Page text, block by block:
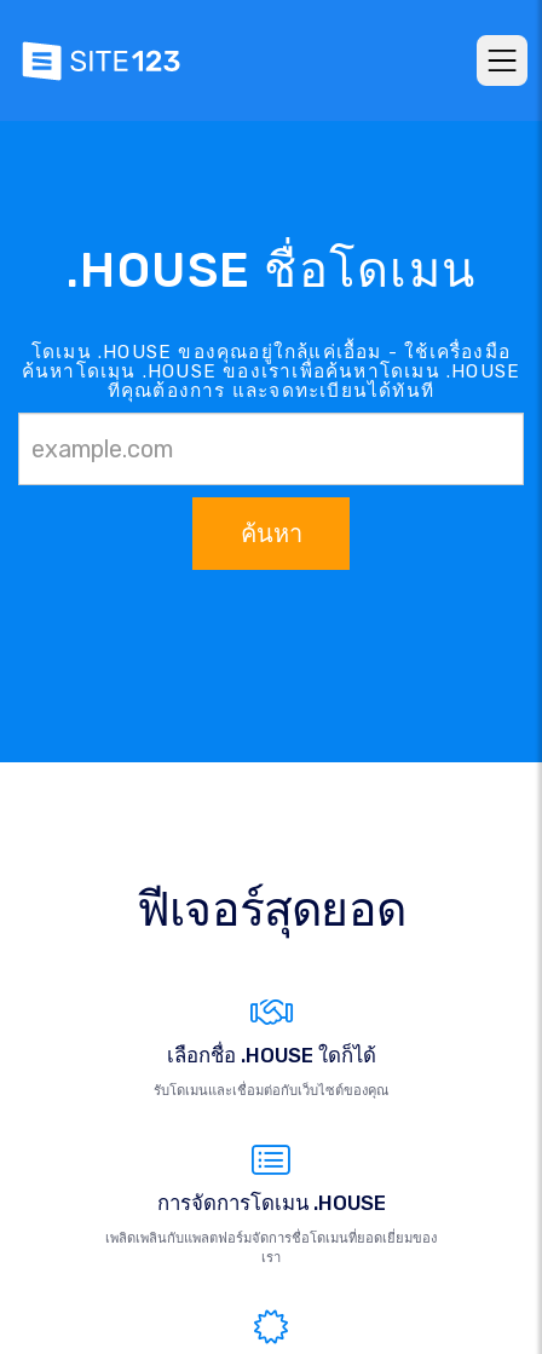
.HOUSE ชื่อโดเมน
โดเมน .HOUSE ของคุณอยู่ใกล้แค่เอื้อม - ใช้เครื่องมือ
ค้นหาโดเมน .HOUSE ของเราเพื่อค้นหาโดเมน .HOUSE
ที่คุณต้องการ และจดทะเบียนได้ทันที
ค้นหา
ฟีเจอร์สุดยอด
เลือกชื่อ .HOUSE ใดก็ได้
รับโดเมนและเชื่อมต่อกับเว็บไซต์ของคุณ
การจัดการโดเมน .HOUSE
เพลิดเพลินกับแพลตฟอร์มจัดการชื่อโดเมนที่ยอดเยี่ยมของ
เรา